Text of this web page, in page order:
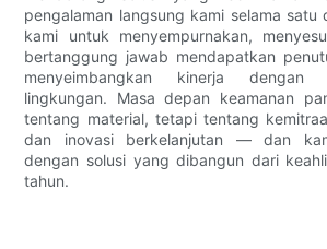
pengalaman langsung kami selama satu
kami untuk menyempurnakan,
bertanggung jawab mendapatkan
menyeimbangkan kinerja dengan
lingkungan. Masa depan keamanan
tentang material, tetapi tentang
dan inovasi berkelanjutan — dan
dengan solusi yang dibangun dari
tahun.